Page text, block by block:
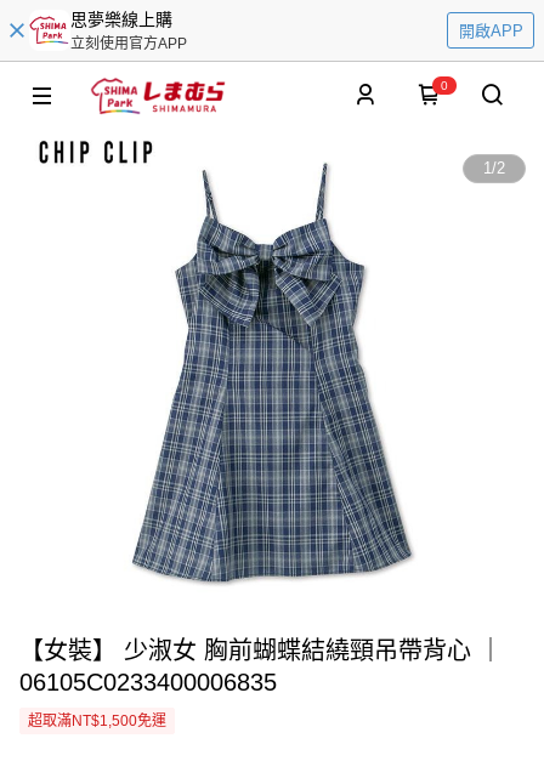
思夢樂線上購
立刻使用官方APP
開啟APP
0
1/2
【女裝】 少淑女 胸前蝴蝶結繞頸吊帶背心 ｜
06105C0233400006835
超取滿NT$1,500免運